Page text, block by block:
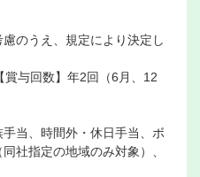
のうえ、規定により決定し
与回数】年2回（6月、12
手当、時間外・休日手当、ボ
社指定の地域のみ対象）、